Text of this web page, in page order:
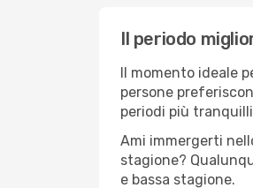
Il periodo
Il momento ideale
persone
periodi più
Ami immergerti
stagione?
e bassa stagione.